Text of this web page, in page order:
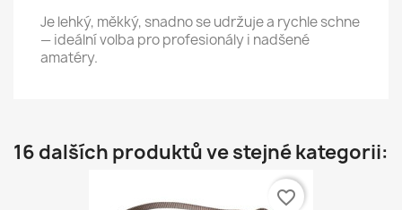
Je lehký, měkký, snadno se udržuje a rychle schne
— ideální volba pro profesionály i nadšené
amatéry.
16 dalších produktů ve stejné kategorii:
favorite_border